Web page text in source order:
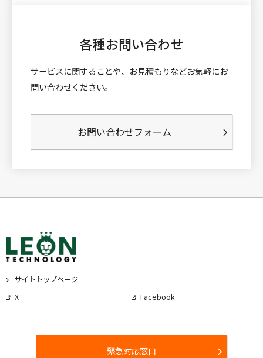
各種お問い合わせ
サービスに関することや、お見積もりなどお気軽にお
問い合わせください。
お問い合わせフォーム
サイトトップページ
X
Facebook
緊急対応窓口